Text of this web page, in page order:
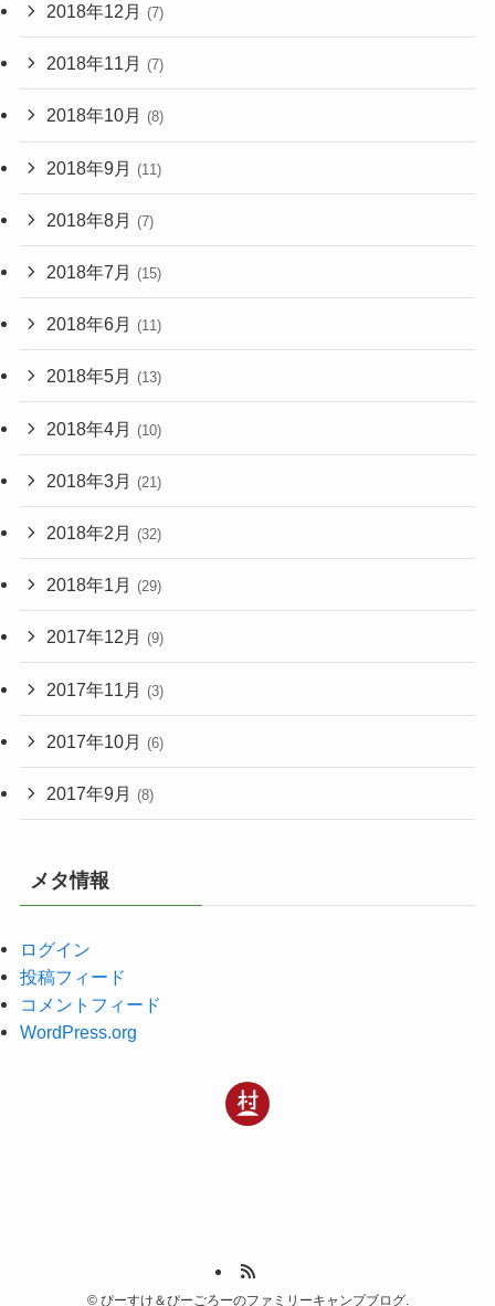
2018年12月 (7)
2018年11月 (7)
2018年10月 (8)
2018年9月 (11)
2018年8月 (7)
2018年7月 (15)
2018年6月 (11)
2018年5月 (13)
2018年4月 (10)
2018年3月 (21)
2018年2月 (32)
2018年1月 (29)
2017年12月 (9)
2017年11月 (3)
2017年10月 (6)
2017年9月 (8)
メタ情報
ログイン
投稿フィード
コメントフィード
WordPress.org
©ぴーすけ＆ぴーごろーのファミリーキャンプブログ.